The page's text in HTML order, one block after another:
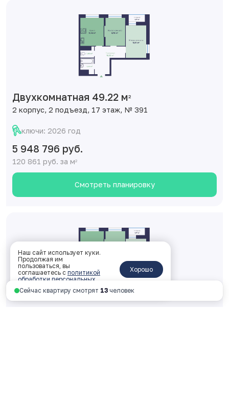
Двухкомнатная 49.22 м2
2 корпус, 2 подъезд, 17 этаж, № 391
ключи: 2026 год
5 948 796 руб.
120 861 руб. за м2
Смотреть планировку
Сейчас квартиру смотрят 13 человек
Наш сайт использует куки.
Продолжая им
пользоваться, вы
соглашаетесь с политикой
обработки персональных
данных
Хорошо